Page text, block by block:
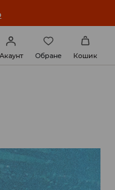
Акаунт Обране Кошик